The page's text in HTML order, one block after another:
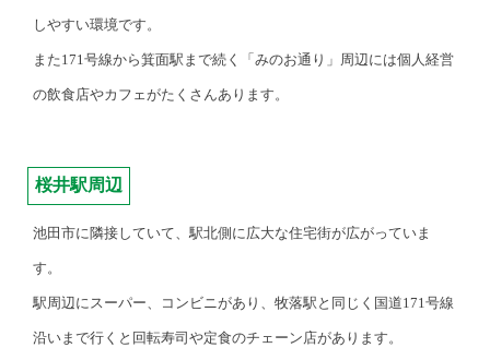
しやすい環境です。
また171号線から箕面駅まで続く「みのお通り」周辺には個人経営
の飲食店やカフェがたくさんあります。
桜井駅周辺
池田市に隣接していて、駅北側に広大な住宅街が広がっていま
す。
駅周辺にスーパー、コンビニがあり、牧落駅と同じく国道171号線
沿いまで行くと回転寿司や定食のチェーン店があります。